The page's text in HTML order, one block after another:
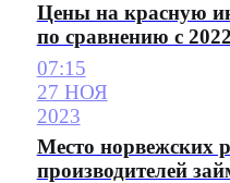
Цены на красную
по сравнению с
07:15
27 НОЯ
2023
Место норвежских
производителей